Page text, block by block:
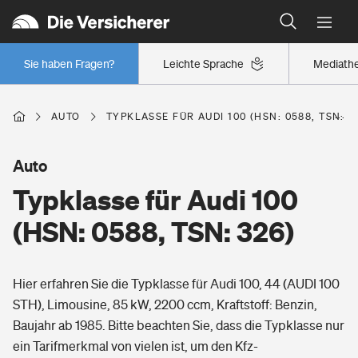
Leichte Sprache
Sie haben Fragen?
Wer versichert was: Jetzt Versicherer finden
Regionalklassen: So ist Ihre Region eingestuft
Wer versichert was: Jetzt Versicherer finden
Berufsunfähigkeitsversicherung
Erwerbsunfähigkeitsversicherung
Grundfähigkeitsversicherung
Arbeitsrechtsschutz
Wohnen
Freizeit
Pri­vate Haft­pflicht­
Gesundheit
AUTO TYPKLASSE FÜR AUDI 100 (HSN: 0588, TSN:
Typklasse für Audi 100
(HSN: 0588, TSN: 326)
Auto
Hier erfahren Sie die Typklasse für Audi 100, 44 (AUDI 100
STH), Limousine, 85 kW, 2200 ccm, Kraftstoff: Benzin,
Baujahr ab 1985. Bitte beachten Sie, dass die Typklasse nur
ein Tarifmerkmal von vielen ist, um den Kfz-